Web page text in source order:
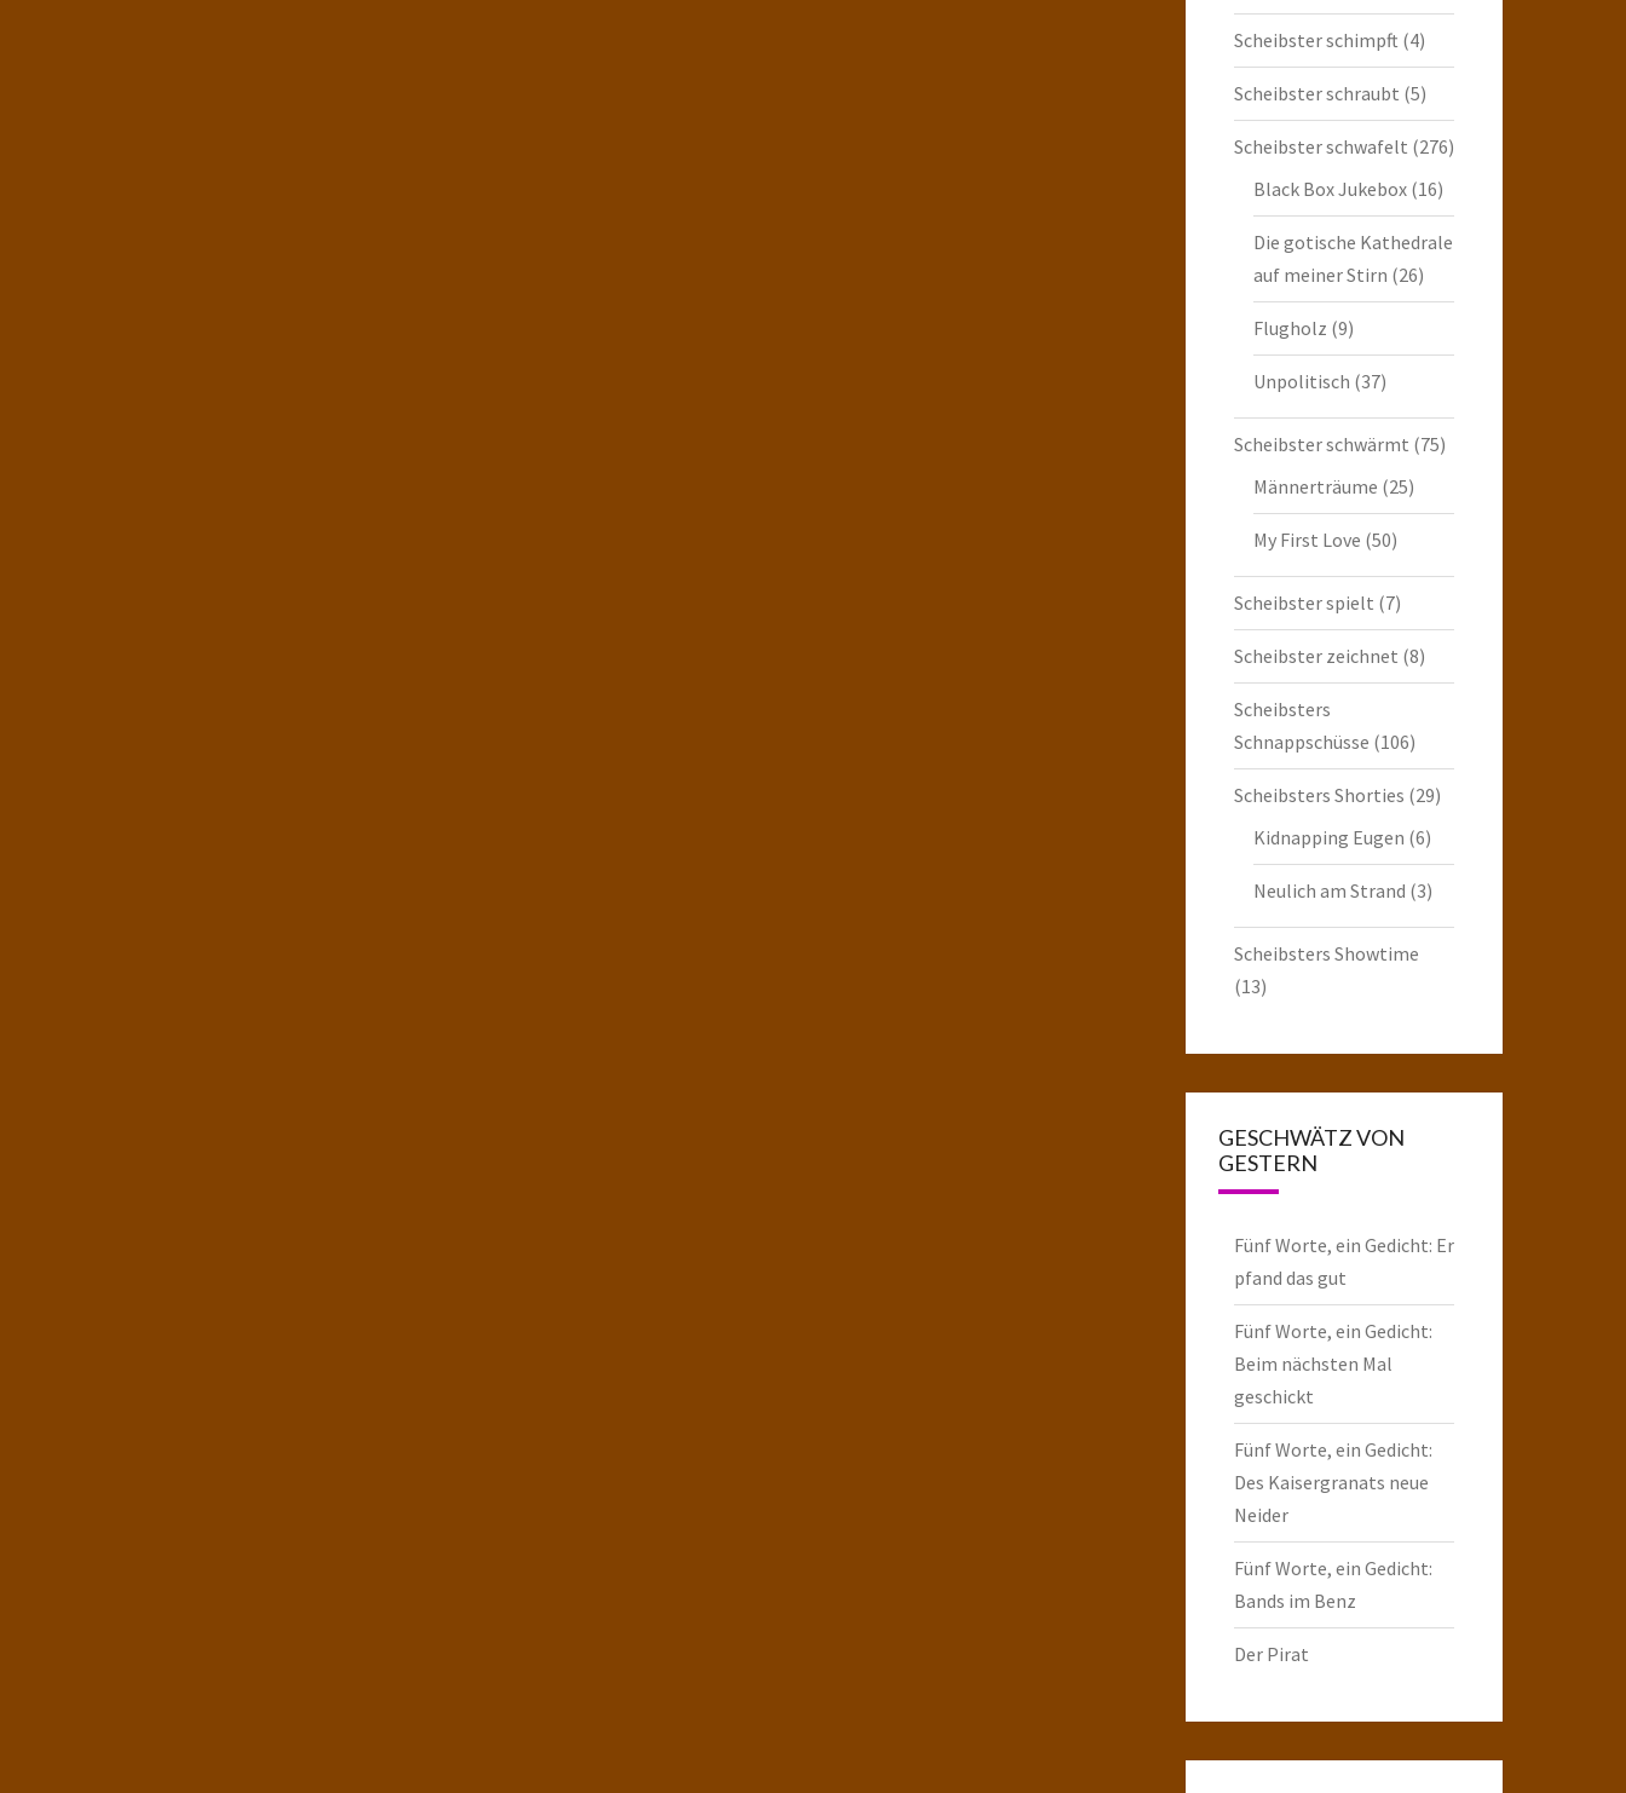
Scheibster schimpft (4)
Scheibster schraubt (5)
Scheibster schwafelt (276)
Black Box Jukebox(16)
Die gotische Kathedrale
auf meiner Stirn (26)
Flugholz (9)
Unpolitisch (37)
Scheibster schwärmt (75)
Männerträume (25)
My First Love (50)
Scheibster spielt (7)
Scheibster zeichnet (8)
Scheibsters
Schnappschüsse (106)
Scheibsters Shorties (29)
Kidnapping Eugen (6)
Neulich am Strand (3)
Scheibsters Showtime
(13)
GESCHWÄTZ VON
GESTERN
Fünf Worte, ein Gedicht: Er
pfand das gut
Fünf Worte, ein Gedicht:
Beim nächsten Mal
geschickt
Fünf Worte, ein Gedicht:
Des Kaisergranats neue
Neider
Fünf Worte, ein Gedicht:
Bands im Benz
Der Pirat